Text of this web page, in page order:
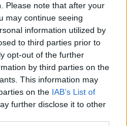
Please note that after your
may continue seeing
information utilized by
to third parties prior to
opt-out of the further
by third parties on the
This information may
on the IAB’s List of
further disclose it to other